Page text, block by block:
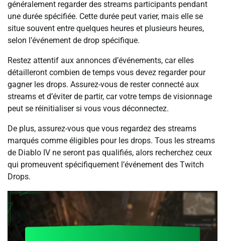
généralement regarder des streams participants pendant
une durée spécifiée. Cette durée peut varier, mais elle se
situe souvent entre quelques heures et plusieurs heures,
selon l’événement de drop spécifique.
Restez attentif aux annonces d’événements, car elles
détailleront combien de temps vous devez regarder pour
gagner les drops. Assurez-vous de rester connecté aux
streams et d’éviter de partir, car votre temps de visionnage
peut se réinitialiser si vous vous déconnectez.
De plus, assurez-vous que vous regardez des streams
marqués comme éligibles pour les drops. Tous les streams
de Diablo IV ne seront pas qualifiés, alors recherchez ceux
qui promeuvent spécifiquement l’événement des Twitch
Drops.